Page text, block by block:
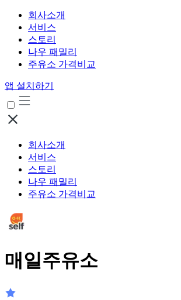
회사소개
서비스
스토리
나우 패밀리
주유소 가격비교
앱 설치하기
회사소개
서비스
스토리
나우 패밀리
주유소 가격비교
매일주유소